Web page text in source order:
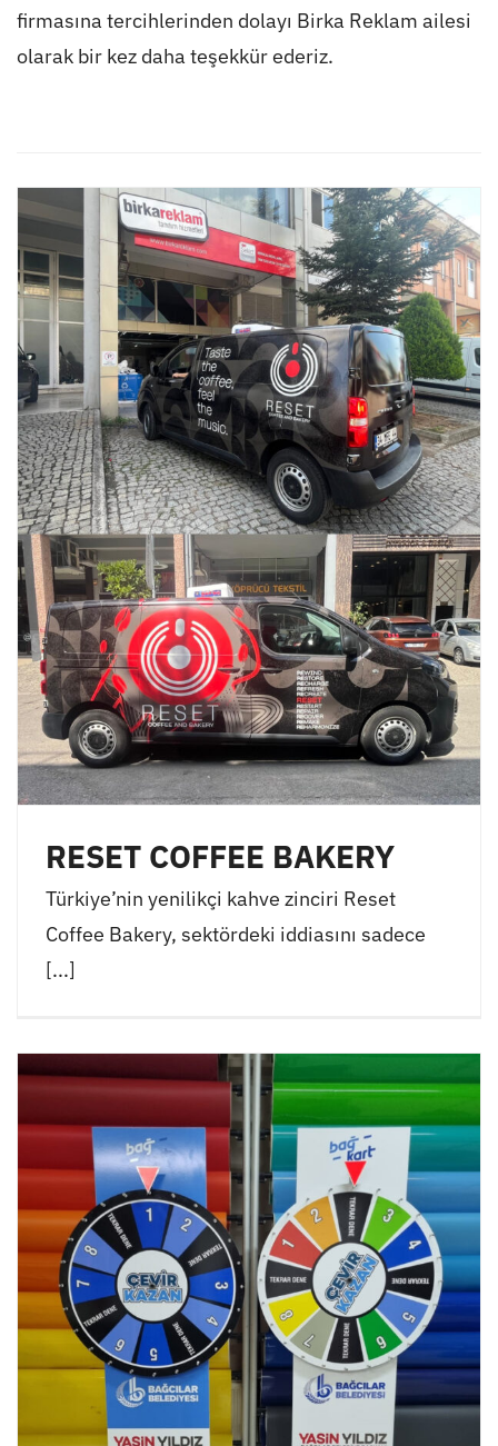
firmasına tercihlerinden dolayı Birka Reklam ailesi
olarak bir kez daha teşekkür ederiz.
RESET COFFEE BAKERY
Türkiye’nin yenilikçi kahve zinciri Reset
Coffee Bakery, sektördeki iddiasını sadece
[...]